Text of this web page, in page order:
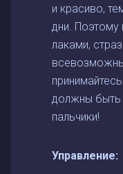
и красиво,
дни. Поэтому
лаками,
должны быть
пальчики!
Управление: